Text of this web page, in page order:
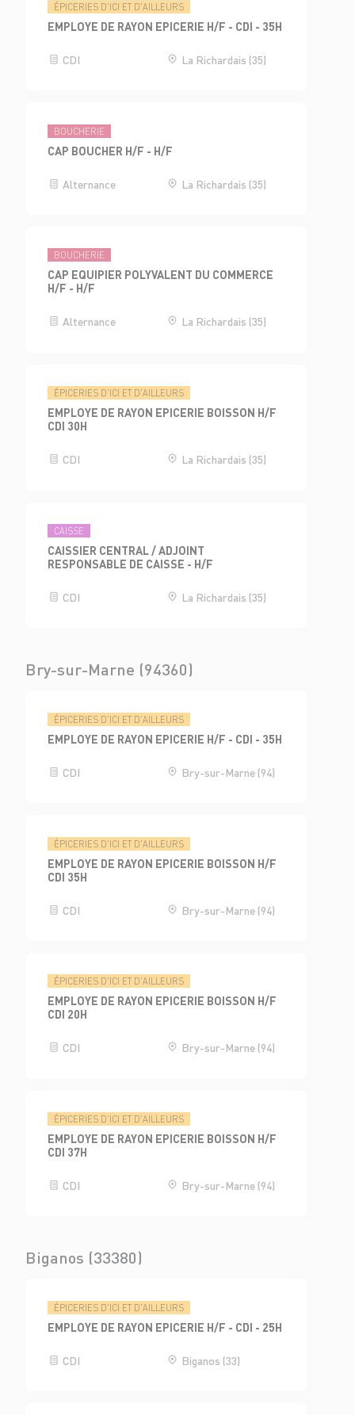
ÉPICERIES D'ICI ET D'AILLEURS
EMPLOYE DE RAYON EPICERIE H/F - CDI - 35H
CDI La Richardais (35)
BOUCHERIE
CAP BOUCHER H/F - H/F
Alternance La Richardais (35)
BOUCHERIE
CAP EQUIPIER POLYVALENT DU COMMERCE
H/F - H/F
Alternance La Richardais (35)
ÉPICERIES D'ICI ET D'AILLEURS
EMPLOYE DE RAYON EPICERIE BOISSON H/F
CDI 30H
CDI La Richardais (35)
CAISSE
CAISSIER CENTRAL / ADJOINT
RESPONSABLE DE CAISSE - H/F
CDI La Richardais (35)
Bry-sur-Marne (94360)
ÉPICERIES D'ICI ET D'AILLEURS
EMPLOYE DE RAYON EPICERIE H/F - CDI - 35H
CDI Bry-sur-Marne (94)
ÉPICERIES D'ICI ET D'AILLEURS
EMPLOYE DE RAYON EPICERIE BOISSON H/F
CDI 35H
CDI Bry-sur-Marne (94)
ÉPICERIES D'ICI ET D'AILLEURS
EMPLOYE DE RAYON EPICERIE BOISSON H/F
CDI 20H
CDI Bry-sur-Marne (94)
ÉPICERIES D'ICI ET D'AILLEURS
EMPLOYE DE RAYON EPICERIE BOISSON H/F
CDI 37H
CDI Bry-sur-Marne (94)
Biganos (33380)
ÉPICERIES D'ICI ET D'AILLEURS
EMPLOYE DE RAYON EPICERIE H/F - CDI - 25H
CDI Biganos (33)